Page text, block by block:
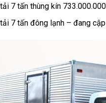
7 tấn thùng kín
7 tấn đông lạnh – đang